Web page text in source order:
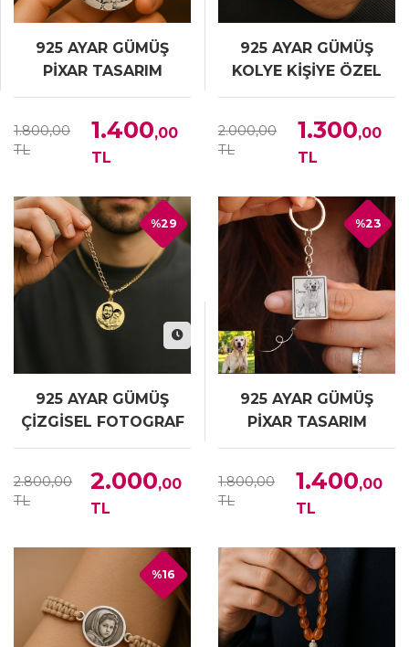
925 AYAR GÜMÜŞ
PİXAR TASARIM
ANAHTARLIK
1.800,00
TL
1.400,00
TL
925 AYAR GÜMÜŞ
KOLYE KİŞİYE ÖZEL
TARİHLİ KOLYE
2.000,00
TL
1.300,00
TL
925 AYAR GÜMÜŞ
ÇİZGİSEL FOTOGRAF
KOLYE
2.800,00
TL
2.000,00
TL
%29
925 AYAR GÜMÜŞ
PİXAR TASARIM
RESİMLİ ANAHTARLIK
1.800,00
TL
1.400,00
TL
%23
%16